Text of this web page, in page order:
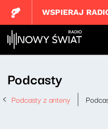
WSPIERAJ
Podcasty
Podcasty z anteny